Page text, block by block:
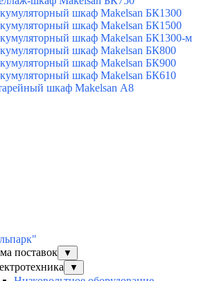
шкаф Makelsan БК1300
шкаф Makelsan БК1500
шкаф Makelsan БК1300-м
шкаф Makelsan БК800
шкаф Makelsan БК900
шкаф Makelsan БК610
шкаф Makelsan А8
поставок
▼
▼